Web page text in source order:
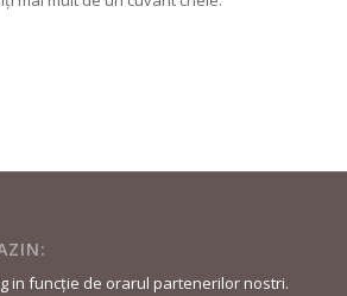
in funcție de orarul partenerilor nostri.